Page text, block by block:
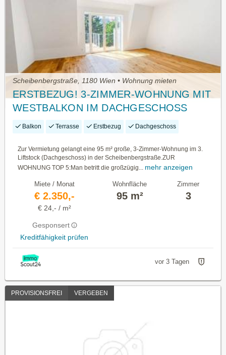
Scheibenbergstraße, 1180 Wien • Wohnung mieten
ERSTBEZUG! 3-ZIMMER-WOHNUNG MIT
WESTBALKON IM DACHGESCHOSS
Balkon Terrasse Erstbezug Dachgeschoss
Zur Vermietung gelangt eine 95 m² große, 3-Zimmer-Wohnung im 3.
Liftstock (Dachgeschoss) in der Scheibenbergstraße.ZUR
WOHNUNG TOP 5:Man betritt die großzügig... mehr anzeigen
Miete / Monat
€ 2.350,-
€ 24,- / m²
Gesponsert
Kreditfähigkeit prüfen
Wohnfläche
95 m²
Zimmer
3
vor 3 Tagen
PROVISIONSFREI VERGEBEN